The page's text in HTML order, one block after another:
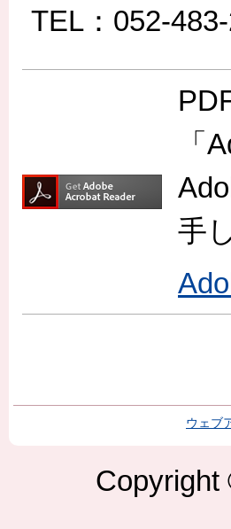
TEL：052-
「
手
ウェブ
Copyright